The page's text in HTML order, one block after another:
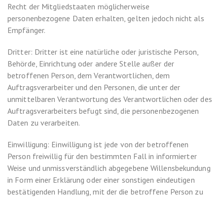
Recht der Mitgliedstaaten möglicherweise
personenbezogene Daten erhalten, gelten jedoch nicht als
Empfänger.
Dritter: Dritter ist eine natürliche oder juristische Person,
Behörde, Einrichtung oder andere Stelle außer der
betroffenen Person, dem Verantwortlichen, dem
Auftragsverarbeiter und den Personen, die unter der
unmittelbaren Verantwortung des Verantwortlichen oder des
Auftragsverarbeiters befugt sind, die personenbezogenen
Daten zu verarbeiten.
Einwilligung: Einwilligung ist jede von der betroffenen
Person freiwillig für den bestimmten Fall in informierter
Weise und unmissverständlich abgegebene Willensbekundung
in Form einer Erklärung oder einer sonstigen eindeutigen
bestätigenden Handlung, mit der die betroffene Person zu